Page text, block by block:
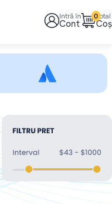
Intră în
Cont
Total
Coș
0